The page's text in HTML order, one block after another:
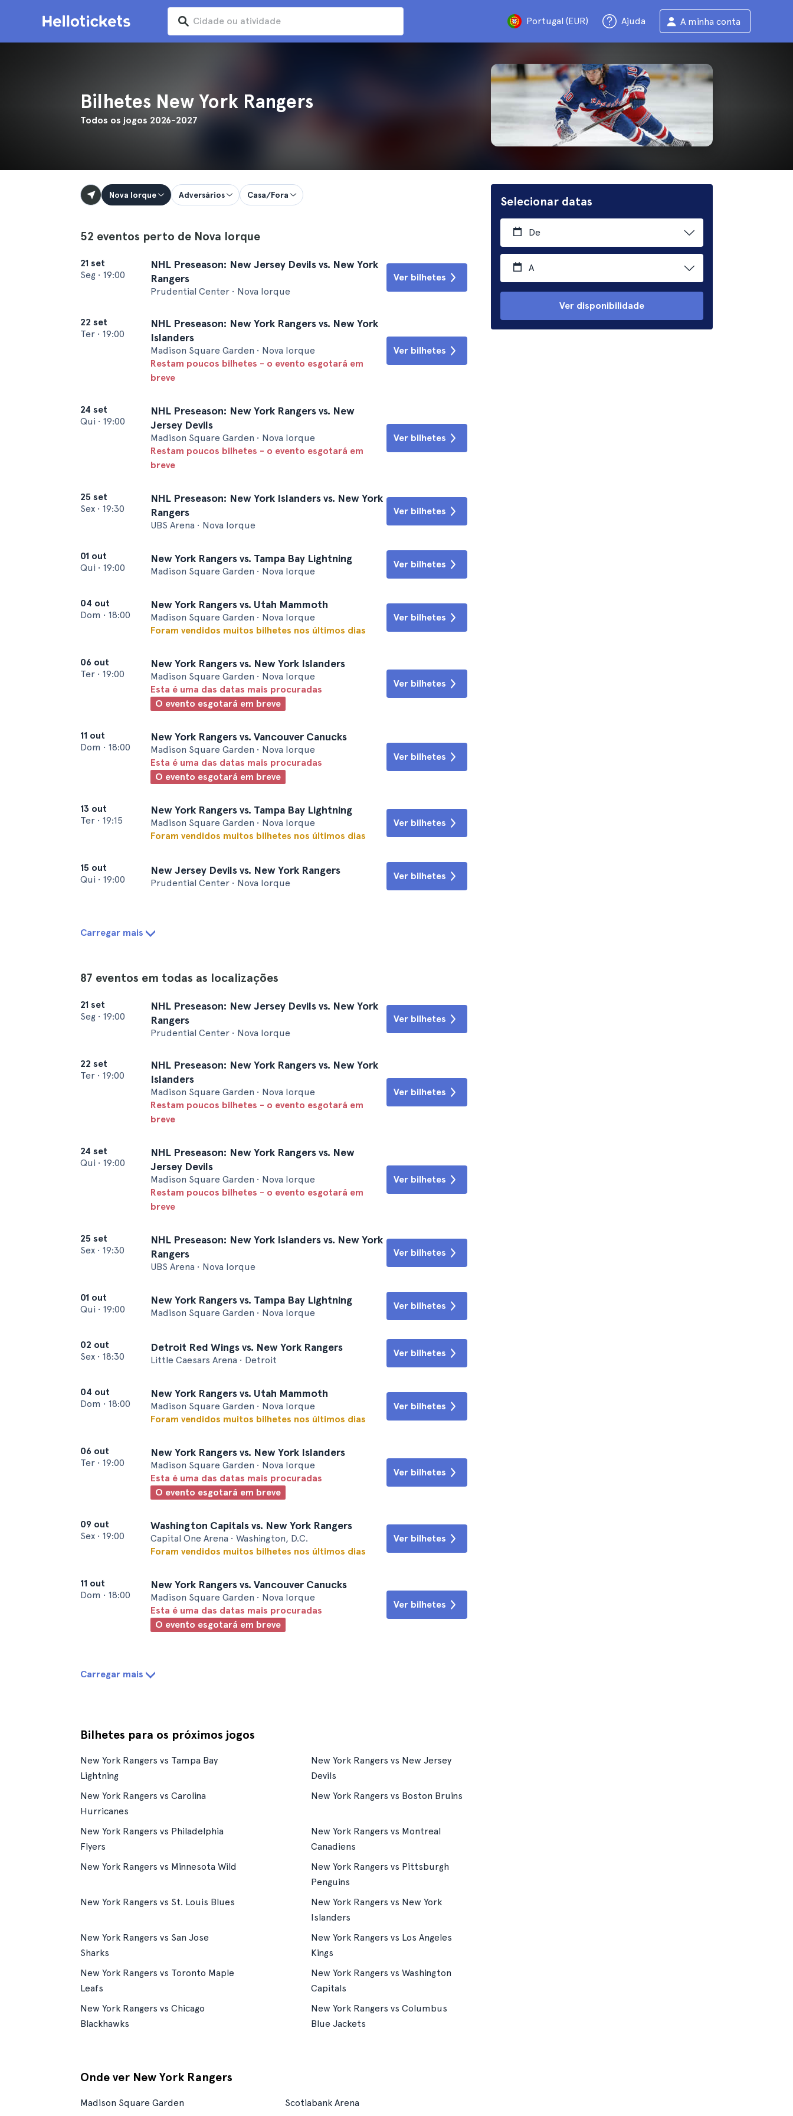
Portugal (EUR) Ajuda A minha conta
Bilhetes New York Rangers
Todos os jogos 2026-2027
Selecionar datas
De
A
Ver disponibilidade
Nova Iorque Adversários Casa/Fora
52 eventos perto de Nova Iorque
21 set
Seg • 19:00
NHL Preseason: New Jersey Devils vs. New York
Rangers
Prudential Center • Nova Iorque
Ver bilhetes
22 set
Ter • 19:00
NHL Preseason: New York Rangers vs. New York
Islanders
Madison Square Garden • Nova Iorque
Restam poucos bilhetes - o evento esgotará em
breve
Ver bilhetes
24 set
Qui • 19:00
NHL Preseason: New York Rangers vs. New
Jersey Devils
Madison Square Garden • Nova Iorque
Restam poucos bilhetes - o evento esgotará em
breve
Ver bilhetes
25 set
Sex • 19:30
NHL Preseason: New York Islanders vs. New York
Rangers
UBS Arena • Nova Iorque
Ver bilhetes
01 out
Qui • 19:00
New York Rangers vs. Tampa Bay Lightning
Madison Square Garden • Nova Iorque
Ver bilhetes
04 out
Dom • 18:00
New York Rangers vs. Utah Mammoth
Madison Square Garden • Nova Iorque
Foram vendidos muitos bilhetes nos últimos dias
Ver bilhetes
06 out
Ter • 19:00
New York Rangers vs. New York Islanders
Madison Square Garden • Nova Iorque
Esta é uma das datas mais procuradas
O evento esgotará em breve
Ver bilhetes
11 out
Dom • 18:00
New York Rangers vs. Vancouver Canucks
Madison Square Garden • Nova Iorque
Esta é uma das datas mais procuradas
O evento esgotará em breve
Ver bilhetes
13 out
Ter • 19:15
New York Rangers vs. Tampa Bay Lightning
Madison Square Garden • Nova Iorque
Foram vendidos muitos bilhetes nos últimos dias
Ver bilhetes
15 out
Qui • 19:00
New Jersey Devils vs. New York Rangers
Prudential Center • Nova Iorque
Ver bilhetes
Carregar mais
87 eventos em todas as localizações
21 set
Seg • 19:00
NHL Preseason: New Jersey Devils vs. New York
Rangers
Prudential Center • Nova Iorque
Ver bilhetes
22 set
Ter • 19:00
NHL Preseason: New York Rangers vs. New York
Islanders
Madison Square Garden • Nova Iorque
Restam poucos bilhetes - o evento esgotará em
breve
Ver bilhetes
24 set
Qui • 19:00
NHL Preseason: New York Rangers vs. New
Jersey Devils
Madison Square Garden • Nova Iorque
Restam poucos bilhetes - o evento esgotará em
breve
Ver bilhetes
25 set
Sex • 19:30
NHL Preseason: New York Islanders vs. New York
Rangers
UBS Arena • Nova Iorque
Ver bilhetes
01 out
Qui • 19:00
New York Rangers vs. Tampa Bay Lightning
Madison Square Garden • Nova Iorque
Ver bilhetes
02 out
Sex • 18:30
Detroit Red Wings vs. New York Rangers
Little Caesars Arena • Detroit
Ver bilhetes
04 out
Dom • 18:00
New York Rangers vs. Utah Mammoth
Madison Square Garden • Nova Iorque
Foram vendidos muitos bilhetes nos últimos dias
Ver bilhetes
06 out
Ter • 19:00
New York Rangers vs. New York Islanders
Madison Square Garden • Nova Iorque
Esta é uma das datas mais procuradas
O evento esgotará em breve
Ver bilhetes
09 out
Sex • 19:00
Washington Capitals vs. New York Rangers
Capital One Arena • Washington, D.C.
Foram vendidos muitos bilhetes nos últimos dias
Ver bilhetes
11 out
Dom • 18:00
New York Rangers vs. Vancouver Canucks
Madison Square Garden • Nova Iorque
Esta é uma das datas mais procuradas
O evento esgotará em breve
Ver bilhetes
Carregar mais
Bilhetes para os próximos jogos
New York Rangers vs Tampa Bay
Lightning
New York Rangers vs New Jersey
Devils
New York Rangers vs Carolina
Hurricanes
New York Rangers vs Boston Bruins
New York Rangers vs Philadelphia
Flyers
New York Rangers vs Montreal
Canadiens
New York Rangers vs Minnesota Wild
New York Rangers vs Pittsburgh
Penguins
New York Rangers vs St. Louis Blues
New York Rangers vs New York
Islanders
New York Rangers vs San Jose
Sharks
New York Rangers vs Los Angeles
Kings
New York Rangers vs Toronto Maple
Leafs
New York Rangers vs Washington
Capitals
New York Rangers vs Chicago
Blackhawks
New York Rangers vs Columbus
Blue Jackets
Onde ver New York Rangers
Madison Square Garden Scotiabank Arena